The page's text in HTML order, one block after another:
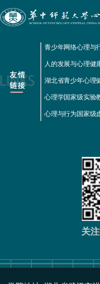
青少年网络心理与
人的发展与心理健
湖北省青少年心理
心理学国家级实验
心理与行为国家级
关